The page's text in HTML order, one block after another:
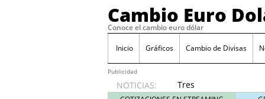
Cambio Euro
Conoce el cambio euro dólar
Inicio Gráficos Cambio de Divisas
Publicidad
NOTICIAS:
Tres
escenarios